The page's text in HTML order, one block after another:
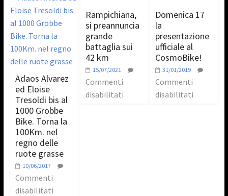
Adaos Alvarez
ed Eloise
Tresoldi bis al
1000 Grobbe
Bike. Torna la
100Km. nel
regno delle
ruote grasse
10/06/2017
Commenti
disabilitati
Rampichiana,
si preannuncia
grande
battaglia sui
42 km
15/07/2021
Commenti
disabilitati
Domenica 17
la
presentazione
ufficiale al
CosmoBike!
31/01/2019
Commenti
disabilitati